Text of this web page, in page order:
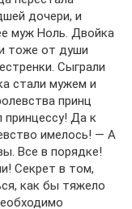
дочери, и
муж Ноль. Двойка
тоже от души
Сыграли
стали мужем и
принц
принцессу! Да к
имелось! — А
Все в порядке!
Секрет в том,
как бы тяжело